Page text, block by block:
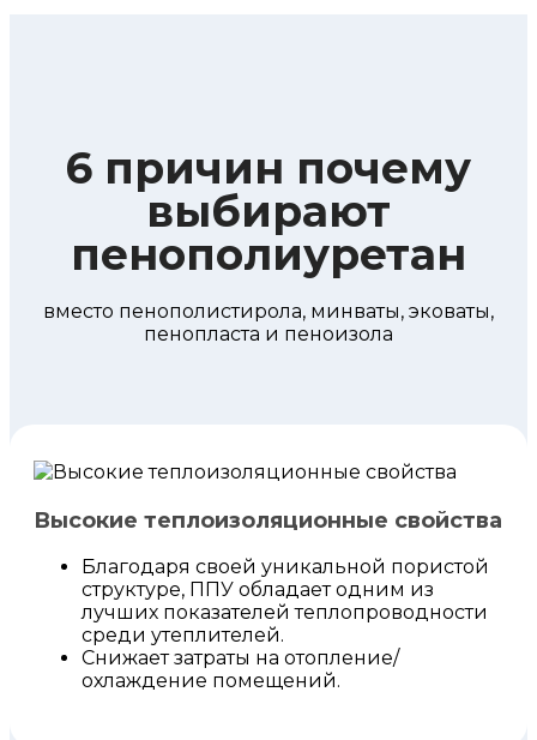
6 причин почему
выбирают
пенополиуретан
вместо пенополистирола, минваты, эковаты,
пенопласта и пеноизола
Высокие теплоизоляционные свойства
Благодаря своей уникальной пористой
структуре, ППУ обладает одним из
лучших показателей теплопроводности
среди утеплителей.
Снижает затраты на отопление/
охлаждение помещений.